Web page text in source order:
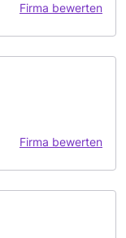
Firma bewerten
Firma bewerten